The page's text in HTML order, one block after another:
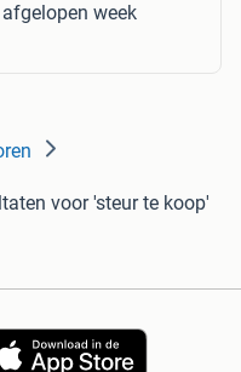
week
voor 'steur te koop'